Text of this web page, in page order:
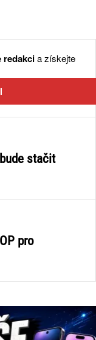
redakcia získejte
stačit
pro